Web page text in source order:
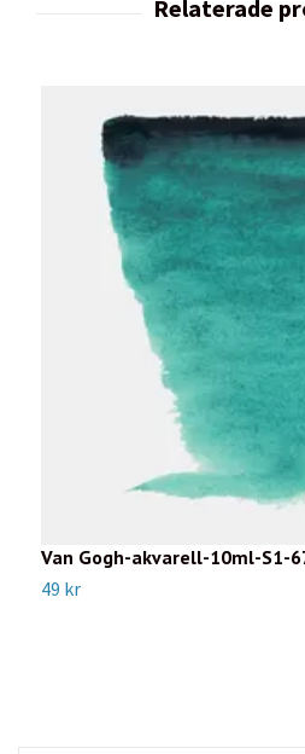
Van Gogh-akvarell-10ml-S1-
49 kr